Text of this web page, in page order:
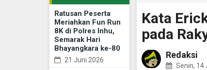
Ratusan Peserta
Meriahkan Fun Run
8K di Polres Inhu,
Semarak Hari
Bhayangkara ke-80
21 Juni 2026
Kata
pada
Redaksi
Senin, 14